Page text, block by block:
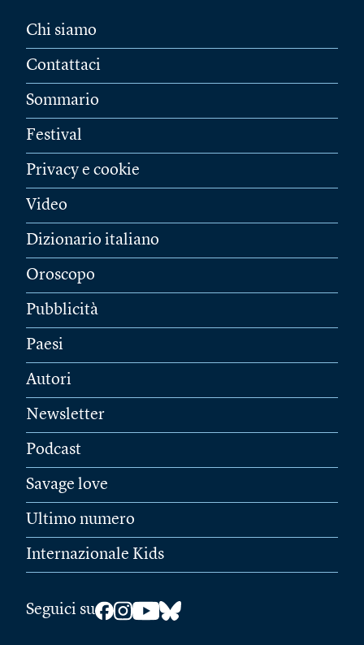
Chi siamo
Contattaci
Sommario
Festival
Privacy e cookie
Video
Dizionario italiano
Oroscopo
Pubblicità
Paesi
Autori
Newsletter
Podcast
Savage love
Ultimo numero
Internazionale Kids
Seguici su